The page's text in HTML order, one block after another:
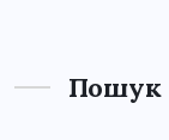
Пошук